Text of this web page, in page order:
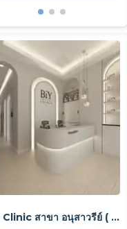
BIY Clinic สาขา อนุสาวรีย์ ( Victory Monument Branch)